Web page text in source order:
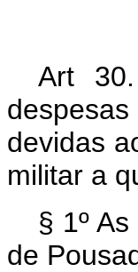
Art
devidas
militar a
§ 1º
de